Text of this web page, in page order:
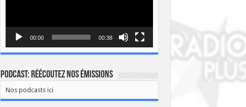
00:00 00:38
Podcast: Réécoutez nos émissions
Nos podcasts ici